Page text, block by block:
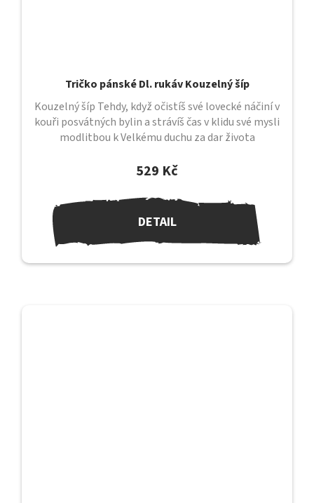
Tričko pánské Dl. rukáv Kouzelný šíp
529 Kč
DETAIL
Kouzelný šíp Tehdy, když očistíš své lovecké náčiní v
kouři posvátných bylin a strávíš čas v klidu své mysli
modlitbou k Velkému duchu za dar života